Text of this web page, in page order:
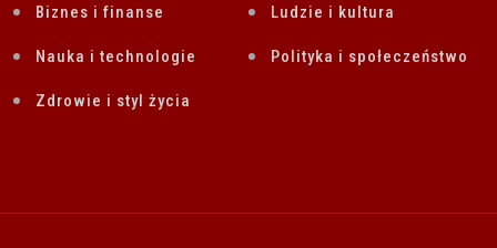
Biznes i finanse Ludzie i kultura
Nauka i technologie Polityka i społeczeństwo
Zdrowie i styl życia